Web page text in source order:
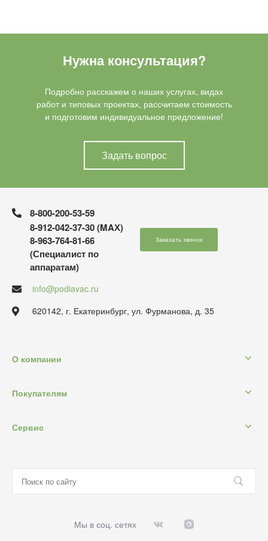
Нужна консультация?
Подробно расскажем о наших услугах, видах
работ и типовых проектах, рассчитаем стоимость
и подготовим индивидуальное предложение!
Задать вопрос
8-800-200-53-59
8-912-042-37-30 (MAХ)
8-963-764-81-66
(Специалист по
аппаратам)
Заказать звонок
info@podiavac.ru
620142, г. Екатеринбург, ул. Фурманова, д. 35
О компании
Покупателям
Сервис
Мы в соц. сетях